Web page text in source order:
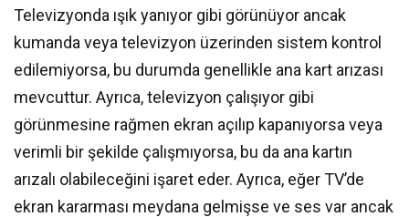
Televizyonda ışık yanıyor gibi görünüyor ancak
kumanda veya televizyon üzerinden sistem kontrol
edilemiyorsa, bu durumda genellikle ana kart arızası
mevcuttur. Ayrıca, televizyon çalışıyor gibi
görünmesine rağmen ekran açılıp kapanıyorsa veya
verimli bir şekilde çalışmıyorsa, bu da ana kartın
arızalı olabileceğini işaret eder. Ayrıca, eğer TV’de
ekran kararması meydana gelmişse ve ses var ancak